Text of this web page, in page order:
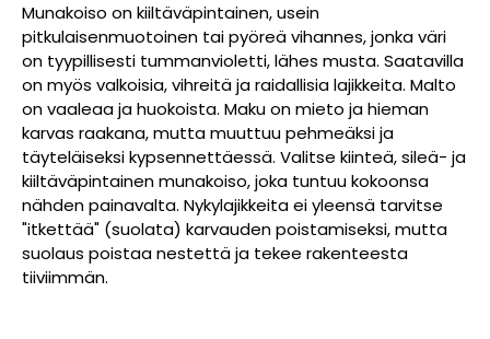
Munakoiso on kiiltäväpintainen, usein
pitkulaisenmuotoinen tai pyöreä vihannes, jonka väri
on tyypillisesti tummanvioletti, lähes musta. Saatavilla
on myös valkoisia, vihreitä ja raidallisia lajikkeita. Malto
on vaaleaa ja huokoista. Maku on mieto ja hieman
karvas raakana, mutta muuttuu pehmeäksi ja
täyteläiseksi kypsennettäessä. Valitse kiinteä, sileä- ja
kiiltäväpintainen munakoiso, joka tuntuu kokoonsa
nähden painavalta. Nykylajikkeita ei yleensä tarvitse
"itkettää" (suolata) karvauden poistamiseksi, mutta
suolaus poistaa nestettä ja tekee rakenteesta
tiiviimmän.